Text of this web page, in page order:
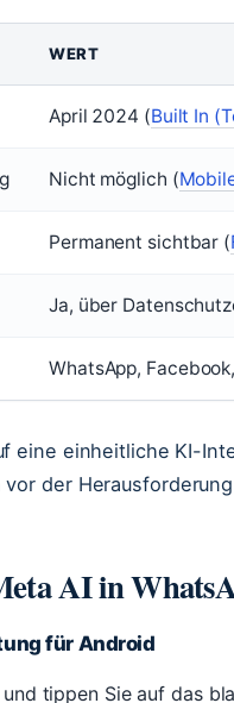
WERT
April 2024 (Built In
Nicht möglich (
Permanent sichtbar (
Ja, über
WhatsApp,
eine einheitliche KI-
der
AI in
für Android
tippen Sie auf das